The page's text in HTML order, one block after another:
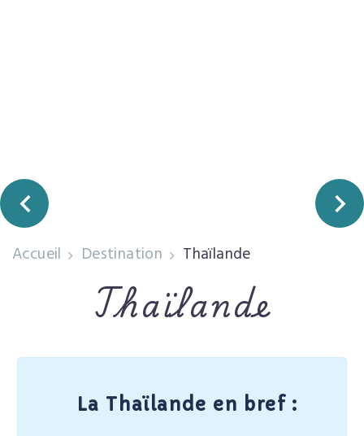
Accueil Destination Thaïlande
Thaïlande
La Thaïlande en bref :